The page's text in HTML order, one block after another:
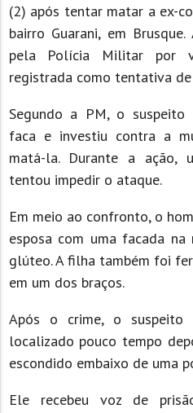
(2) após tentar matar a ex-
bairro Guarani, em
pela Polícia Militar por
registrada como tentativa
Segundo a PM, o
faca e investiu contra a
matá-la. Durante a ação,
tentou impedir o ataque.
Em meio ao confronto, o
esposa com uma facada
glúteo. A filha também foi
em um dos braços.
Após o crime, o
localizado pouco tempo
escondido embaixo de uma
Ele recebeu voz de